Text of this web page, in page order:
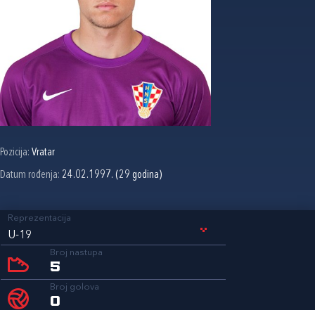
Pozicija: Vratar
Datum rođenja: 24.02.1997. (29 godina)
Reprezentacija
U-19
Broj nastupa
5
Broj golova
0